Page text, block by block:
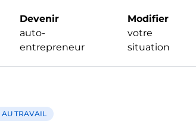
Devenir
auto-
entrepreneur
Modifier
votre
situation
AU TRAVAIL